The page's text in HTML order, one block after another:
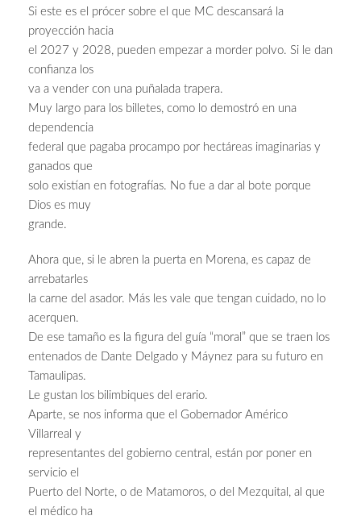
Si este es el prócer sobre el que MC descansará la
proyección hacia
el 2027 y 2028, pueden empezar a morder polvo. Si le dan
confianza los
va a vender con una puñalada trapera.
Muy largo para los billetes, como lo demostró en una
dependencia
federal que pagaba procampo por hectáreas imaginarias y
ganados que
solo existían en fotografías. No fue a dar al bote porque
Dios es muy
grande.
Ahora que, si le abren la puerta en Morena, es capaz de
arrebatarles
la carne del asador. Más les vale que tengan cuidado, no lo
acerquen.
De ese tamaño es la figura del guía “moral” que se traen los
entenados de Dante Delgado y Máynez para su futuro en
Tamaulipas.
Le gustan los bilimbiques del erario.
Aparte, se nos informa que el Gobernador Américo
Villarreal y
representantes del gobierno central, están por poner en
servicio el
Puerto del Norte, o de Matamoros, o del Mezquital, al que
el médico ha